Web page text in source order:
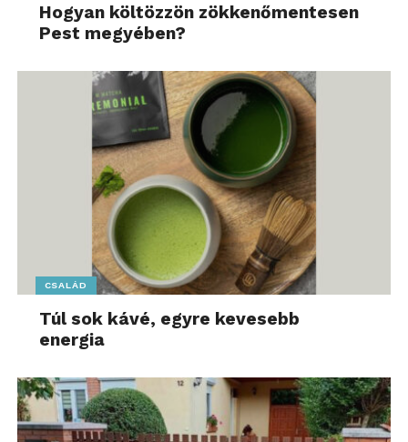
Hogyan költözzön zökkenőmentesen
Pest megyében?
CSALÁD
Túl sok kávé, egyre kevesebb
energia